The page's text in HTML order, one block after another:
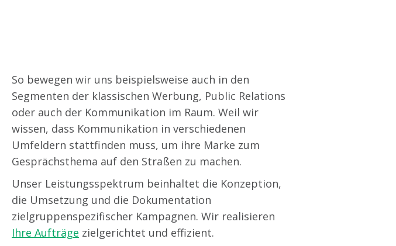
So bewegen wir uns beispielsweise auch in den
Segmenten der klassischen Werbung, Public Relations
oder auch der Kommunikation im Raum. Weil wir
wissen, dass Kommunikation in verschiedenen
Umfeldern stattfinden muss, um ihre Marke zum
Gesprächsthema auf den Straßen zu machen.
Unser Leistungsspektrum beinhaltet die Konzeption,
die Umsetzung und die Dokumentation
zielgruppenspezifischer Kampagnen. Wir realisieren
Ihre Aufträge zielgerichtet und effizient.